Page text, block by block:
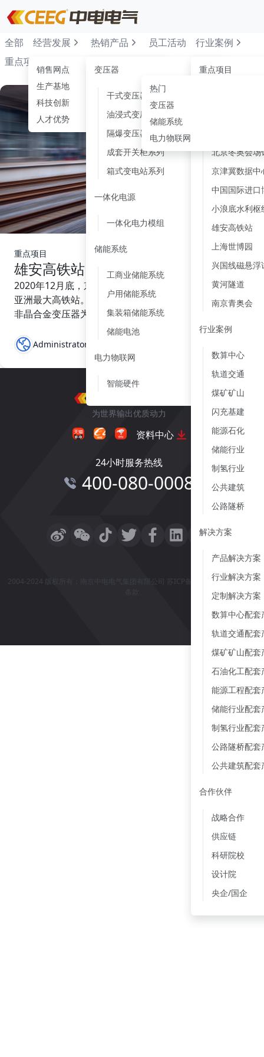
全部 经营发展
销售网点
生产基地 0
科技创新 0
人才优势 0
热销产品
变压器 43
干式变压器系列
油浸式变压器系列
隔爆变压器系列
成套开关柜系列 7
箱式变电站系列 7
一体化电源 1
一体化电力模组 1
储能系统 14
工商业储能系统
户用储能系统
集装箱储能系统
储能电池 4
电力物联网 6
智能硬件
员工活动 行业案例
重点项目
北京冬奥会场
京津冀数据中
中国国际进口
小浪底水利枢
雄安高铁站
上海世博园
兴国线磁悬浮
黄河隧道
南京青奥会
行业案例
数算中心
轨道交通
煤矿矿山
闪充基建
能源石化
储能行业
制氢行业
公共建筑
公路隧桥
解决方案
产品解决方案
行业解决方案
定制解决方案
数算中心配套
轨道交通配套
煤矿矿山配套
石油化工配套
能源工程配套
储能行业配套
制氢行业配套
公路隧桥配套
公共建筑配套
合作伙伴
战略合作
供应链
科研院校
设计院
央企/国企
重点项目
热门
变压器
储能系统
电力物联网
重点项目
雄安高铁站
2020年12月底，京雄城际铁路雄安站将正式启用，这是
亚洲最大高铁站。其中，中电电气中标14台2500容量的
非晶合金变压器为雄安站开通运营献力添彩。
Administrator
为世界输出优质动力
资料中心
24小时服务热线
400-080-0008
2004-2024 版权所有：南京中电电气集团有限公司 苏ICP备2025164063号法律